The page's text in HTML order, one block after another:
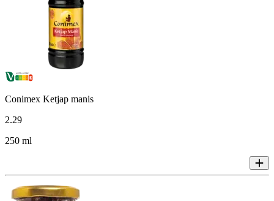
Conimex Ketjap manis
2.29
250 ml